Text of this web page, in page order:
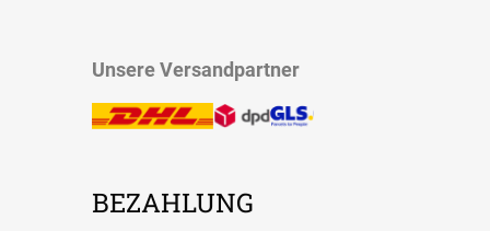
Unsere Versandpartner
BEZAHLUNG